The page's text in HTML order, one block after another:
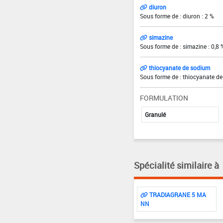
diuron
Sous forme de : diuron : 2 %
simazine
Sous forme de : simazine : 0,8
thiocyanate de sodium
Sous forme de : thiocyanate
FORMULATION
Granulé
Spécialité similaire à
TRADIAGRANE 5 MA
NN